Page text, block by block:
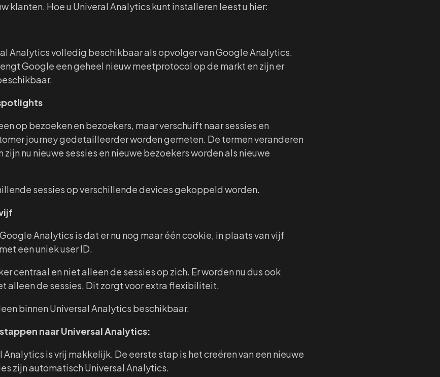
klanten. Hoe u Univeral Analytics kunt installeren leest u hier:
Analytics volledig beschikbaar als opvolger van Google Analytics.
Google een geheel nieuw meetprotocol op de markt en zijn er
op bezoeken en bezoekers, maar verschuift naar sessies en
journey gedetailleerder worden gemeten. De termen veranderen
nu nieuwe sessies en nieuwe bezoekers worden als nieuwe
sessies op verschillende devices gekoppeld worden.
Analytics is dat er nu nog maar één cookie, in plaats van vijf
een uniek user ID.
centraal en niet alleen de sessies op zich. Er worden nu dus ook
alleen de sessies. Dit zorgt voor extra flexibiliteit.
binnen Universal Analytics beschikbaar.
naar Universal Analytics:
is vrij makkelijk. De eerste stap is het creëren van een nieuwe
zijn automatisch Universal Analytics.